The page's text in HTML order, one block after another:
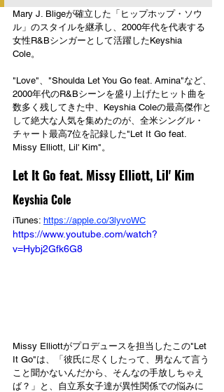
Mary J. Bligeが確立した「ヒップホップ・ソウ
ル」のスタイルを継承し、2000年代を代表する
女性R&Bシンガーとして活躍したKeyshia
Cole。
"Love"、"Shoulda Let You Go feat. Amina"など、
2000年代のR&Bシーンを盛り上げたヒット曲を
数多く残してきた中、Keyshia Coleの最高傑作と
して絶大な人気を集めたのが、全米シングル・
チャート最高7位を記録した"Let It Go feat.
Missy Elliott, Lil' Kim"。
Let It Go feat. Missy Elliott, Lil' Kim
Keyshia Cole
iTunes: https://apple.co/3lyvoWC
https://www.youtube.com/watch?
v=Hybj2Gfk6G8
Missy Elliottがプロデュースを担当したこの"Let
It Go"は、「彼氏に尽くしたって、男なんて言う
こと聞かないんだから、そんなの手放しちゃえ
ば？」と、自立系女子達が異性関係での悩みに